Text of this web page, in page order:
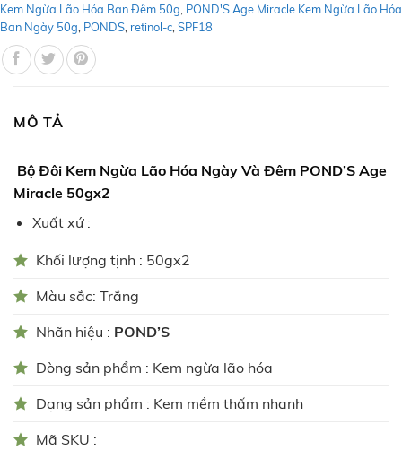
Kem Ngừa Lão Hóa Ban Đêm 50g POND'S Age Miracle Kem Ngừa Lão Hóa
Ban Ngày 50g PONDS retinol-c SPF18
MÔ TẢ
Bộ Đôi Kem Ngừa Lão Hóa Ngày Và Đêm POND’S Age
Miracle 50gx2
Xuất xứ :
Khối lượng tịnh : 50gx2
Màu sắc: Trắng
Nhãn hiệu : POND’S
Dòng sản phẩm : Kem ngừa lão hóa
Dạng sản phẩm : Kem mềm thấm nhanh
Mã SKU :